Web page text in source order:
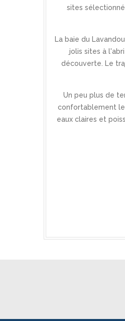
sites
La baie du
jolis sites à
découverte. Le
Un peu plus de
confortablement
eaux claires et